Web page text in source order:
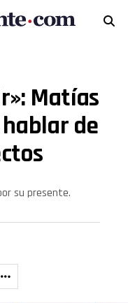
Matías
de
su presente.